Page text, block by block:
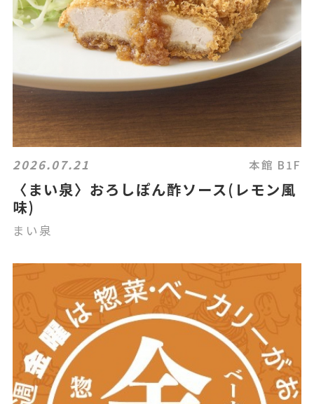
2026.07.21 本館 B1F
〈まい泉〉おろしぽん酢ソース(レモン風
味)
まい泉